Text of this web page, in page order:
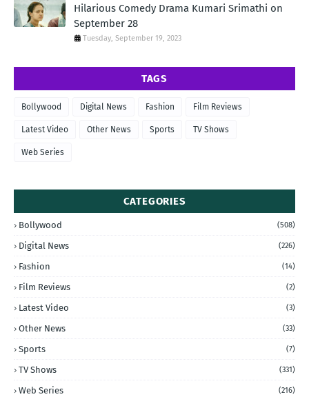
Hilarious Comedy Drama Kumari Srimathi on
September 28
Tuesday, September 19, 2023
TAGS
Bollywood Digital News Fashion Film Reviews
Latest Video Other News Sports TV Shows
Web Series
CATEGORIES
Bollywood (508)
Digital News (226)
Fashion (14)
Film Reviews (2)
Latest Video (3)
Other News (33)
Sports (7)
TV Shows (331)
Web Series (216)